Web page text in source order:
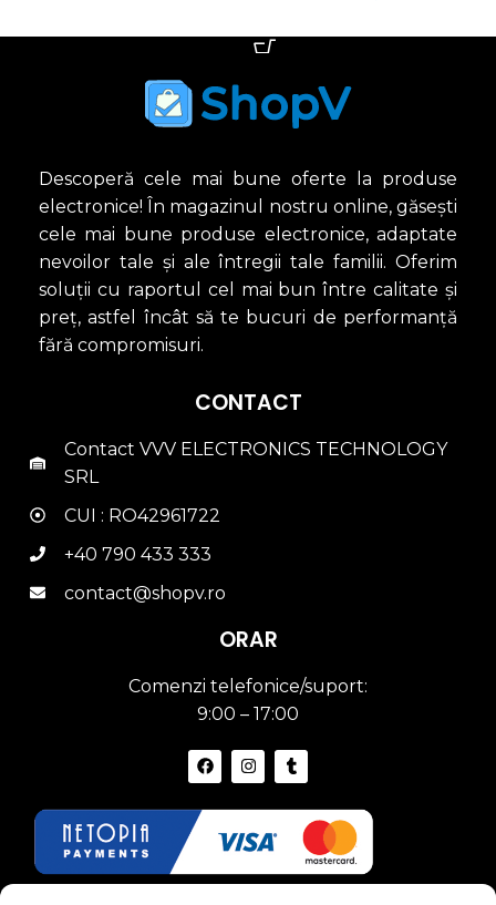
Descoperă cele mai bune oferte la produse
electronice! În magazinul nostru online, găsești
cele mai bune produse electronice, adaptate
nevoilor tale și ale întregii tale familii. Oferim
soluții cu raportul cel mai bun între calitate și
preț, astfel încât să te bucuri de performanță
fără compromisuri.
CONTACT
Contact VVV ELECTRONICS TECHNOLOGY
SRL
CUI : RO42961722
+40 790 433 333
contact@shopv.ro
ORAR
Comenzi telefonice/suport:
9:00 – 17:00